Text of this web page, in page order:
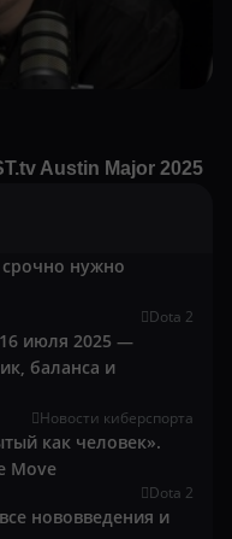
Austin Major 2025
нужно
Dota 2
июля 2025 —
баланса и
Новости киберспорта
как человек».
Move
Dota 2
нововведения и